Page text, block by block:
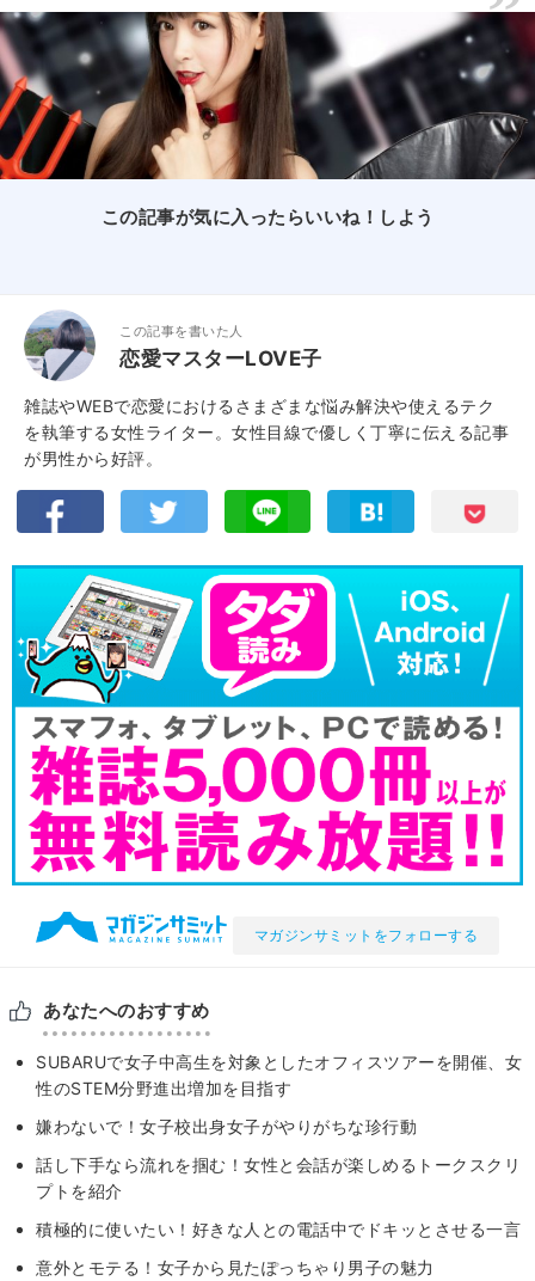
この記事が気に入ったらいいね！しよう
この記事を書いた人
恋愛マスターLOVE子
雑誌やWEBで恋愛におけるさまざまな悩み解決や使えるテク
を執筆する女性ライター。女性目線で優しく丁寧に伝える記事
が男性から好評。
マガジンサミットをフォローする
あなたへのおすすめ
SUBARUで女子中高生を対象としたオフィスツアーを開催、女
性のSTEM分野進出増加を目指す
嫌わないで！女子校出身女子がやりがちな珍行動
話し下手なら流れを掴む！女性と会話が楽しめるトークスクリ
プトを紹介
積極的に使いたい！好きな人との電話中でドキッとさせる一言
意外とモテる！女子から見たぽっちゃり男子の魅力